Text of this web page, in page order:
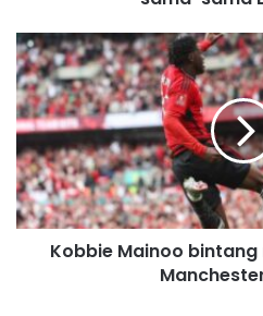
s
s
Kobbie Mainoo